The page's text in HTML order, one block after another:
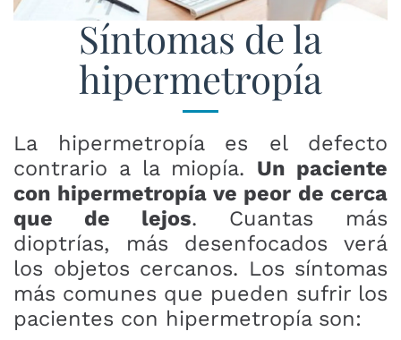
Síntomas de la
hipermetropía
La hipermetropía es el defecto
contrario a la miopía. Un paciente
con hipermetropía ve peor de cerca
que de lejos. Cuantas más
dioptrías, más desenfocados verá
los objetos cercanos. Los síntomas
más comunes que pueden sufrir los
pacientes con hipermetropía son: